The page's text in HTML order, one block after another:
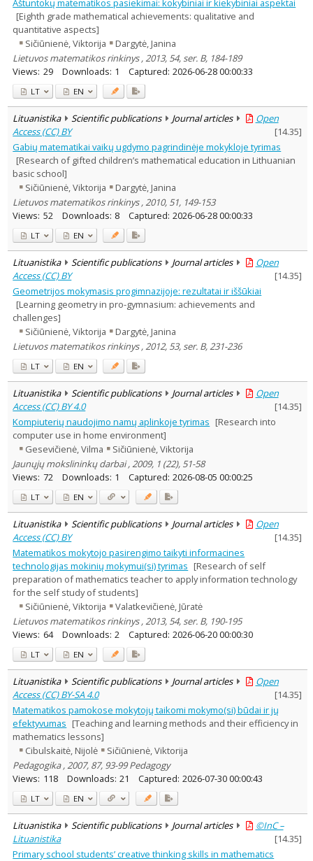
Aštuntokų matematikos pasiekimai: kokybiniai ir kiekybiniai aspektai
[Eighth grade mathematical achievements: qualitative and
quantitative aspects]
Sičiūnienė, Viktorija
Dargytė, Janina
Lietuvos matematikos rinkinys , 2013, 54, ser. B, 184-189
Views: 29 Downloads: 1 Captured: 2026-06-28 00:00:33
LT EN
Lituanistika Scientific publications Journal articles
Open
Access (CC) BY
[14.35]
Gabių matematikai vaikų ugdymo pagrindinėje mokykloje tyrimas
[Research of gifted children’s mathematical education in Lithuanian
basic school]
Sičiūnienė, Viktorija
Dargytė, Janina
Lietuvos matematikos rinkinys , 2010, 51, 149-153
Views: 52 Downloads: 8 Captured: 2026-06-28 00:00:33
LT EN
Lituanistika Scientific publications Journal articles
Open
Access (CC) BY
[14.35]
Geometrijos mokymasis progimnazijoje: rezultatai ir iššūkiai
[Learning geometry in pro-gymnasium: achievements and
challenges]
Sičiūnienė, Viktorija
Dargytė, Janina
Lietuvos matematikos rinkinys , 2012, 53, ser. B, 231-236
LT EN
Lituanistika Scientific publications Journal articles
Open
Access (CC) BY 4.0
[14.35]
Kompiuterių naudojimo namų aplinkoje tyrimas [Research into
computer use in home environment]
Gesevičienė, Vilma
Sičiūnienė, Viktorija
Jaunųjų mokslininkų darbai , 2009, 1 (22), 51-58
Views: 72 Downloads: 1 Captured: 2026-08-05 00:00:25
LT EN
Lituanistika Scientific publications Journal articles
Open
Access (CC) BY
[14.35]
Matematikos mokytojo pasirengimo taikyti informacines
technologijas mokinių mokymui(si) tyrimas [Research of self
preparation of mathematics teacher to apply information technology
for the self study of students]
Sičiūnienė, Viktorija
Valatkevičienė, Jūratė
Lietuvos matematikos rinkinys , 2013, 54, ser. B, 190-195
Views: 64 Downloads: 2 Captured: 2026-06-20 00:00:30
LT EN
Lituanistika Scientific publications Journal articles
Open
Access (CC) BY-SA 4.0
[14.35]
Matematikos pamokose mokytojų taikomi mokymo(si) būdai ir jų
efektyvumas [Teaching and learning methods and their efficiency in
mathematics lessons]
Cibulskaitė, Nijolė
Sičiūnienė, Viktorija
Pedagogika , 2007, 87, 93-99 Pedagogy
Views: 118 Downloads: 21 Captured: 2026-07-30 00:00:43
LT EN
Lituanistika Scientific publications Journal articles
©InC –
Lituanistika
[14.35]
Primary school students’ creative thinking skills in mathematics